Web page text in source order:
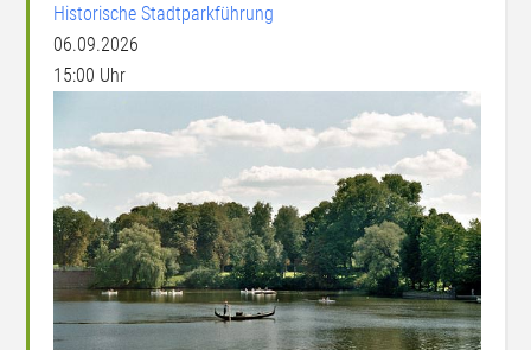
Historische Stadtparkführung
06.09.2026
15:00 Uhr